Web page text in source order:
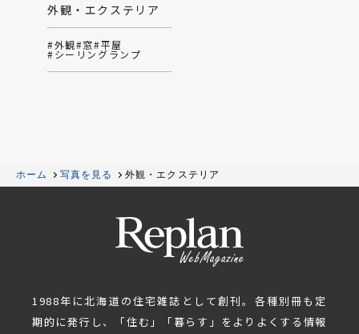
外観・エクステリア
#外観#窓#平屋
#シーリングランプ
ホーム 写真を見る 外観・エクステリア
1988年に北海道の住宅雑誌として創刊。各種別冊も定
期的に発行し、「住む」「暮らす」をよりよくする情報